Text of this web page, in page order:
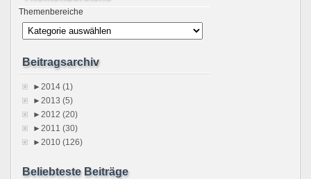
Themenbereiche
Beitragsarchiv
► 2014 (1)
► 2013 (5)
► 2012 (20)
► 2011 (30)
► 2010 (126)
Beliebteste Beiträge